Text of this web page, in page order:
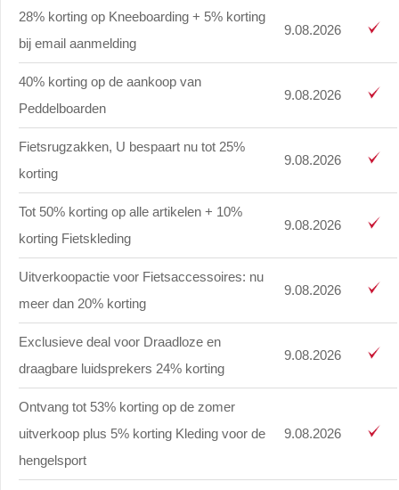
28% korting op Kneeboarding + 5% korting
bij email aanmelding
9.08.2026
40% korting op de aankoop van
Peddelboarden
9.08.2026
Fietsrugzakken, U bespaart nu tot 25%
korting
9.08.2026
Tot 50% korting op alle artikelen + 10%
korting Fietskleding
9.08.2026
Uitverkoopactie voor Fietsaccessoires: nu
meer dan 20% korting
9.08.2026
Exclusieve deal voor Draadloze en
draagbare luidsprekers 24% korting
9.08.2026
Ontvang tot 53% korting op de zomer
uitverkoop plus 5% korting Kleding voor de
hengelsport
9.08.2026